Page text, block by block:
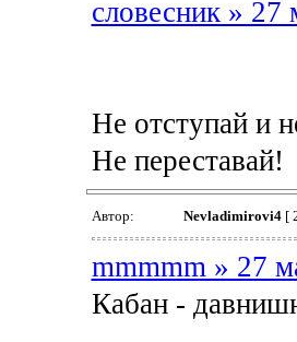
словесник »
Не отступай и
Не переставай!
Автор: Nevladimirovi4[
mmmmm » 27
Кабан -